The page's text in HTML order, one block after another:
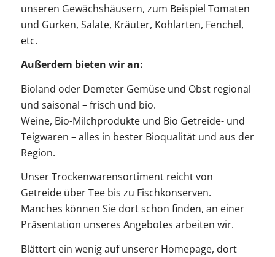
unseren Gewächshäusern, zum Beispiel Tomaten
und Gurken, Salate, Kräuter, Kohlarten, Fenchel,
etc.
Außerdem bieten wir an:
Bioland oder Demeter Gemüse und Obst regional
und saisonal – frisch und bio.
Weine, Bio-Milchprodukte und Bio Getreide- und
Teigwaren – alles in bester Bioqualität und aus der
Region.
Unser Trockenwarensortiment reicht von
Getreide über Tee bis zu Fischkonserven.
Manches können Sie dort schon finden, an einer
Präsentation unseres Angebotes arbeiten wir.
Blättert ein wenig auf unserer Homepage, dort